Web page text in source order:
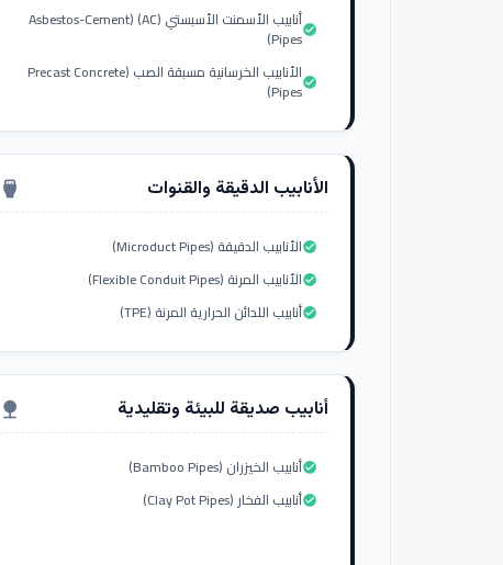
أنابيب الأسمنت الأسبستي (AC) (Asbestos-Cement
Pipes)check_circle
الأنابيب الخرسانية مسبقة الصب (Precast Concrete
Pipes)check_circle
الأنابيب الدقيقة والقنوات settings_input_hdmi
الأنابيب الدقيقة (Microduct Pipes)check_circle
الأنابيب المرنة (Flexible Conduit Pipes)check_circle
أنابيب اللدائن الحرارية المرنة (TPE)check_circle
أنابيب صديقة للبيئة وتقليدية nature
أنابيب الخيزران (Bamboo Pipes)check_circle
أنابيب الفخار (Clay Pot Pipes)check_circle